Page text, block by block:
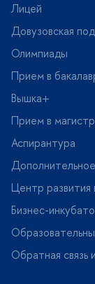
Лицей
Довузовская
Олимпиады
Прием в
ышка+
Прием в
Аспирантура
Центр развития
Бизнес-
Обратная связь